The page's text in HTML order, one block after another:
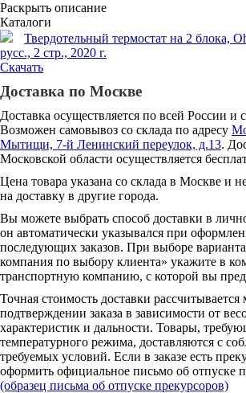
Раскрыть описание
Каталоги
Твердотельный термостат на 2 блока,
русс., 2 стр., 2020 г.
Скачать
Доставка по Москве
Доставка осуществляется по всей России и
Возможен самовывоз со склада по адресу
Мытищи, 7-й Ленинский переулок, д.13.
Московской области осуществляется
Цена товара указана со склада в Москве и
на доставку в другие города.
Вы можете выбрать способ доставки в
он автоматически указывался при
последующих заказов. При выборе
компания по выбору клиента» укажите в
транспортную компанию, с которой вы
Точная стоимость доставки
подтверждении заказа в зависимости от
характеристик и дальности. Товары,
температурного режима, доставляются с
требуемых условий. Если в заказе есть
оформить официальное письмо об отпуске
(образец письма об отпуске прекурсоров)